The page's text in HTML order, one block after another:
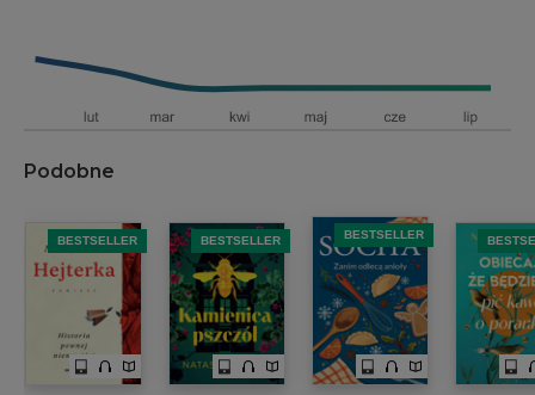
Podobne
BESTSELLER BESTSELLER BESTSELLER